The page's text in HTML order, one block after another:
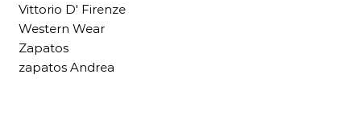
Vittorio D' Firenze
Western Wear
Zapatos
zapatos Andrea